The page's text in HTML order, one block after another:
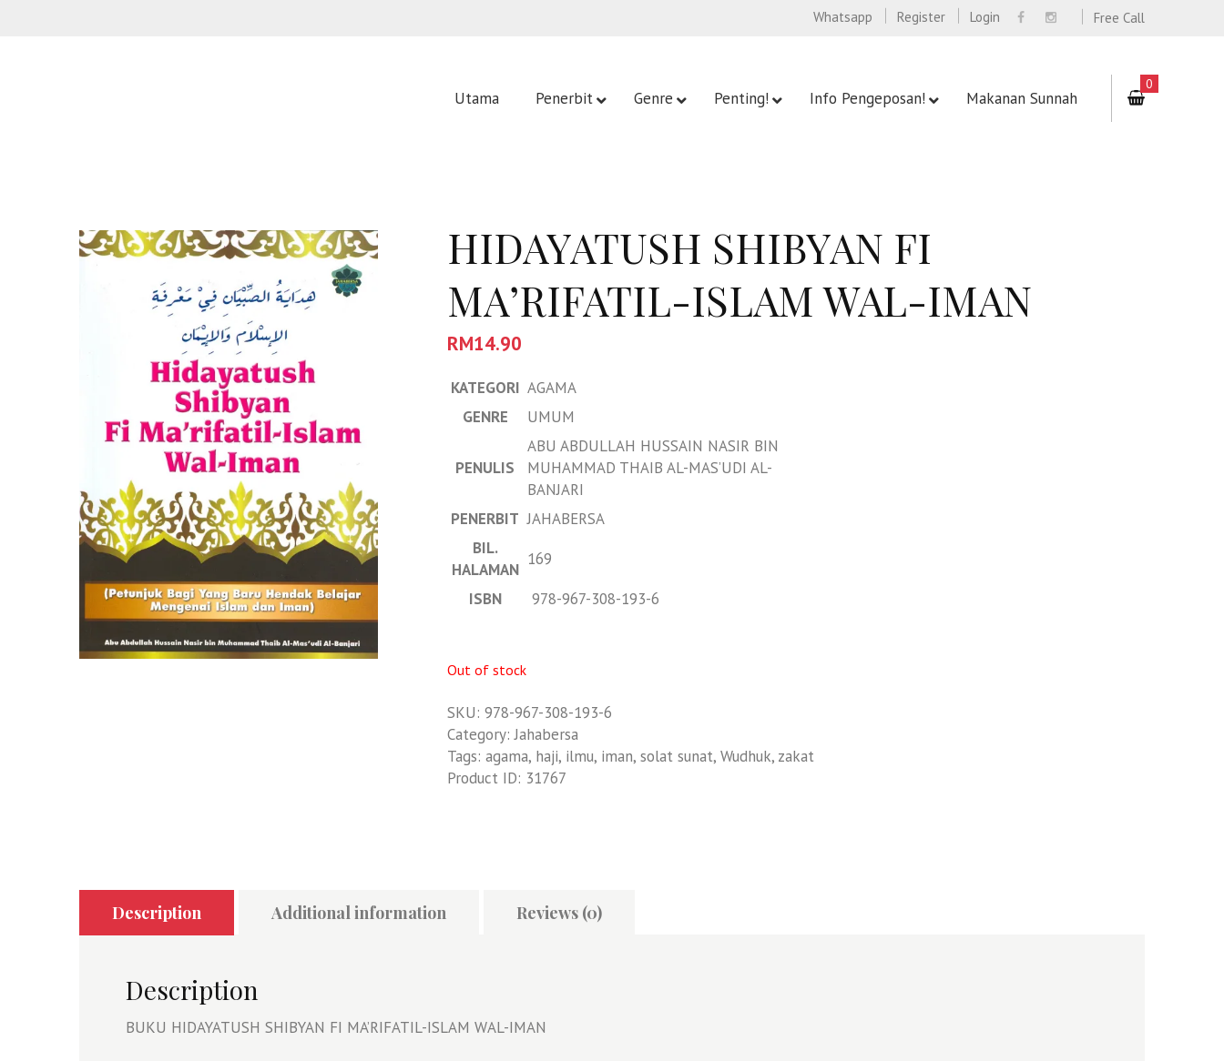
Free Call
Whatsapp Register Login
Utama Penerbit Genre Penting! Info Pengeposan! Makanan Sunnah
0
HIDAYATUSH SHIBYAN FI
MA’RIFATIL-ISLAM WAL-IMAN
RM14.90
KATEGORI AGAMA
GENRE
UMUM
PENULIS
ABU ABDULLAH HUSSAIN NASIR BIN
MUHAMMAD THAIB AL-MAS’UDI AL-
BANJARI
PENERBIT JAHABERSA
BIL.
HALAMAN
169
ISBN
978-967-308-193-6
Out of stock
SKU: 978-967-308-193-6
Category:Jahabersa
Tags: agama, haji, ilmu, iman, solat sunat, Wudhuk, zakat
Product ID: 31767
Description Additional information Reviews (0)
Description
BUKU HIDAYATUSH SHIBYAN FI MA’RIFATIL-ISLAM WAL-IMAN